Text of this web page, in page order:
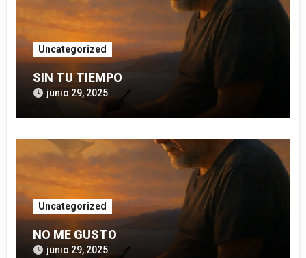
Uncategorized
SIN TU TIEMPO
junio 29, 2025
Uncategorized
NO ME GUSTO
junio 29, 2025